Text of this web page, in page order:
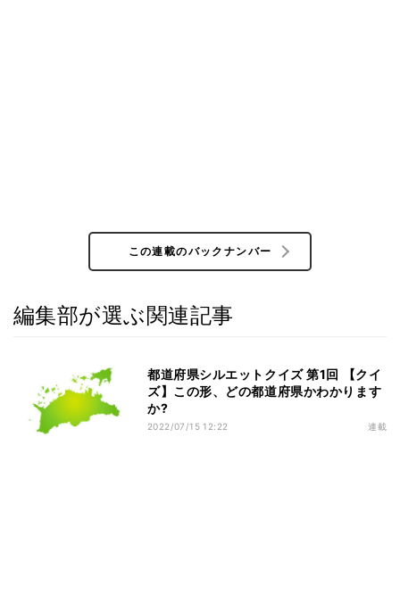
この連載のバックナンバー
編集部が選ぶ関連記事
都道府県シルエットクイズ 第1回 【クイ
ズ】この形、どの都道府県かわかります
か?
2022/07/15 12:22 連載